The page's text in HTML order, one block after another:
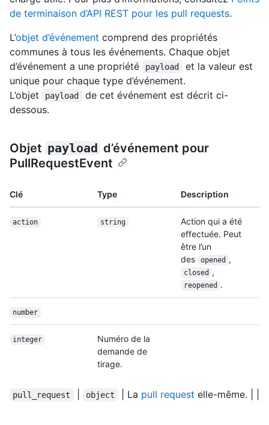
de terminaison d’API REST pour les pull requests.
L’objet d’événement comprend des propriétés
communes à tous les événements. Chaque objet
d’événement a une propriété
payload
et la valeur est
unique pour chaque type d’événement.
L’objet
payload
de cet événement est décrit ci-
dessous.
Objet payload d’événement pour
PullRequestEvent
Clé Type Description
action string
Action qui a été
effectuée. Peut
être l’un
des
opened ,
closed ,
reopened .
number
integer
Numéro de la
demande de
tirage.
pull_request object | La pull request elle-même. | |